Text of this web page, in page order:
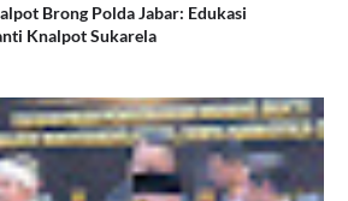
Brong Polda Jabar: Edukasi
Knalpot Sukarela